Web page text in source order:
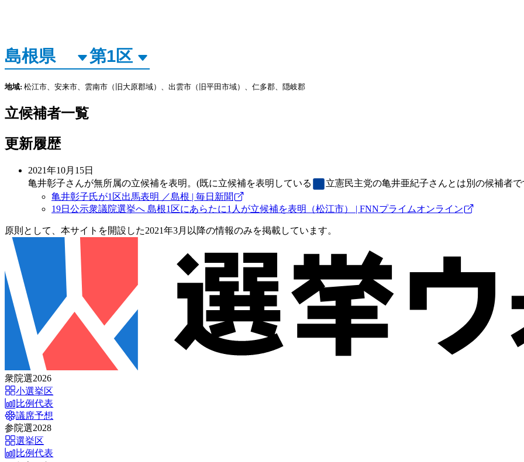
地域: 松江市、安来市、雲南市（旧大原郡域）、出雲市（旧平田市域）、仁多郡、隠岐郡
立候補者一覧
更新履歴
2021年10月15日
亀井彰子さんが無所属の立候補を表明。(既に立候補を表明している
立憲民主党の亀井亜紀子さんとは別の候補者
亀井彰子氏が1区出馬表明 ／島根 | 毎日新聞
19日公示衆議院選挙へ 島根1区にあらたに1人が立候補を表明（松江市） | FNNプライムオンライン
原則として、本サイトを開設した2021年3月以降の情報のみを掲載しています。
衆院選2026
小選挙区
比例代表
議席予想
参院選2028
選挙区
比例代表